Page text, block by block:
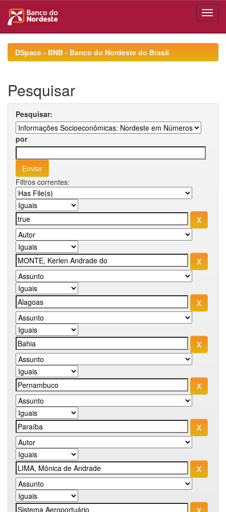
navigationDSpace - BNB - Banco do Nordeste do Brasil
Pesquisar
Pesquisar:
por
Filtros correntes: